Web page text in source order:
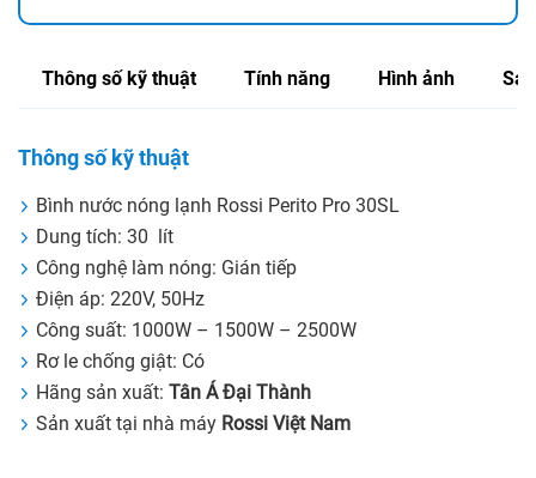
Thông số kỹ thuật Tính năng Hình ảnh
Thông số kỹ thuật
Bình nước nóng lạnh Rossi Perito Pro 30SL
Dung tích: 30 lít
Công nghệ làm nóng: Gián tiếp
Điện áp: 220V, 50Hz
Công suất: 1000W – 1500W – 2500W
Rơ le chống giật: Có
Hãng sản xuất: Tân Á Đại Thành
Sản xuất tại nhà máy Rossi Việt Nam